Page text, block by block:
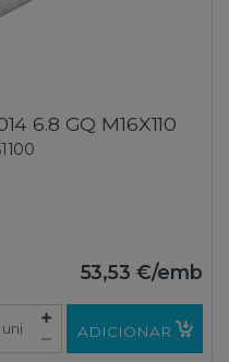
6.8 GQ M16X110
53,53 €/emb
uni ADICIONAR